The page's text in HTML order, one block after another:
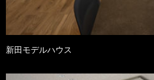
新田モデルハウス